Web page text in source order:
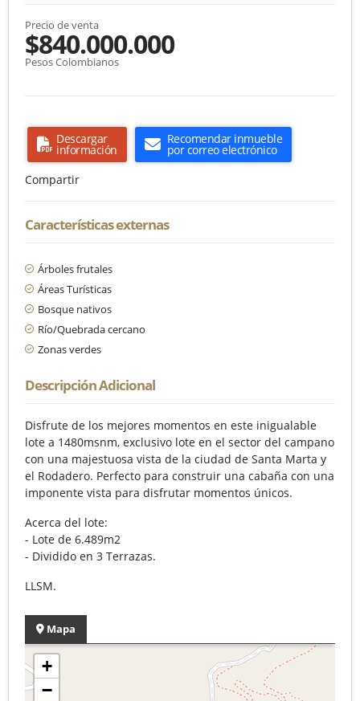
Precio de venta
$840.000.000
Pesos Colombianos
Descargar
información
Recomendar inmueble
por correo electrónico
Compartir
Características externas
Árboles frutales
Áreas Turísticas
Bosque nativos
Río/Quebrada cercano
Zonas verdes
Descripción Adicional
Disfrute de los mejores momentos en este inigualable
lote a 1480msnm, exclusivo lote en el sector del campano
con una majestuosa vista de la ciudad de Santa Marta y
el Rodadero. Perfecto para construir una cabaña con una
imponente vista para disfrutar momentos únicos.
Acerca del lote:
- Lote de 6.489m2
- Dividido en 3 Terrazas.
LLSM.
Mapa
+
−